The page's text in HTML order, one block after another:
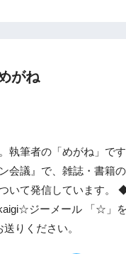
がね
執筆者の「めがね」で
会議』で、雑誌・書籍
いて発信しています。
ジーメール 「☆」
りください。